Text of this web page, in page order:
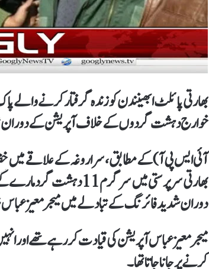
بھارتی پائلٹ ابھینندن کو زندہ گرفتار کرنے والے
خوارج دہشت گردوں کے خلاف آپریشن کے دوران
آئی ایس پی آ) کے مطابق، سراروغہ کے علاقے میں
دوران شدید فائرنگ کے تبادلے میں میجر معیز
میجر معیز عباس آپریشن کی قیادت کر رہے تھے اور
کرنے پر جانا جاتا تھا۔